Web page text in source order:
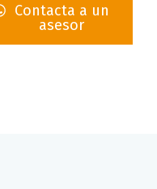
Contacta a un
asesor